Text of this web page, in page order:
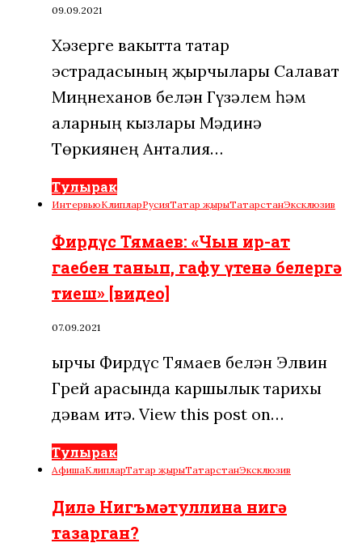
09.09.2021
Хәзерге вакытта татар
эстрадасының җырчылары Салават
Миңнеханов белән Гүзәлем һәм
аларның кызлары Мәдинә
Төркиянең Анталия…
Тулырак
ИнтервьюКлипларРусияТатар җырыТатарстанЭксклюзив
Фирдүс Тямаев: «Чын ир-ат
гаебен танып, гафу үтенә белергә
тиеш» [видео]
07.09.2021
Җырчы Фирдүс Тямаев белән Элвин
Грей арасында каршылык тарихы
дәвам итә. View this post on…
Тулырак
АфишаКлипларТатар җырыТатарстанЭксклюзив
Дилә Нигъмәтуллина нигә
тазарган?